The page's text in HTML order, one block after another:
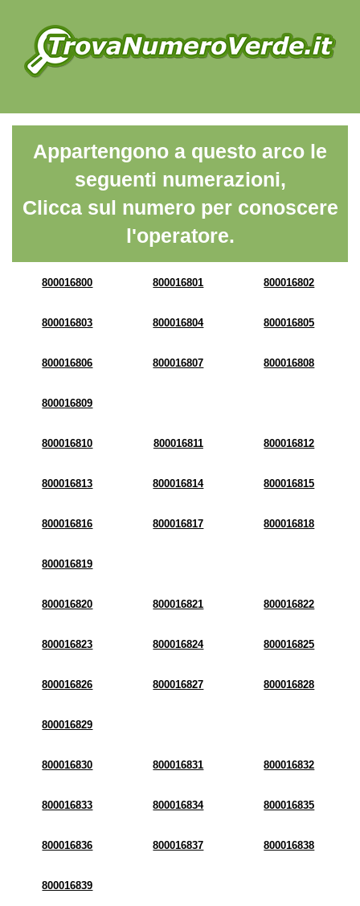
Appartengono a questo arco le
seguenti numerazioni,
Clicca sul numero per conoscere
l'operatore.
800016800 800016801 800016802
800016803 800016804 800016805
800016806 800016807 800016808
800016809
800016810 800016811 800016812
800016813 800016814 800016815
800016816 800016817 800016818
800016819
800016820 800016821 800016822
800016823 800016824 800016825
800016826 800016827 800016828
800016829
800016830 800016831 800016832
800016833 800016834 800016835
800016836 800016837 800016838
800016839